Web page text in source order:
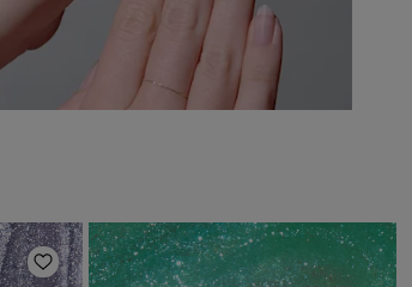
Zur Wunschliste hinzufügen